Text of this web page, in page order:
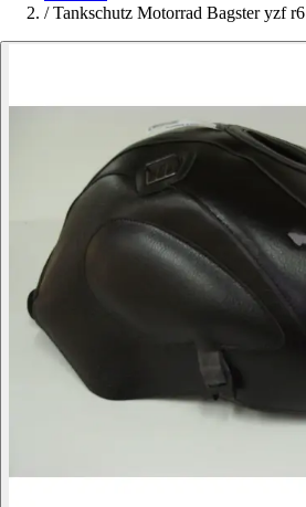
/ Tankschutz Motorrad Bagster yzf r6